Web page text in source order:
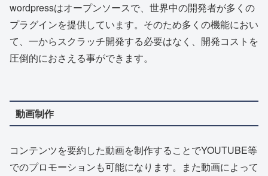
wordpressはオープンソースで、世界中の開発者が多くの
プラグインを提供しています。そのため多くの機能におい
て、一からスクラッチ開発する必要はなく、開発コストを
圧倒的におさえる事ができます。
動画制作
コンテンツを要約した動画を制作することでYOUTUBE等
でのプロモーションも可能になります。また動画によって